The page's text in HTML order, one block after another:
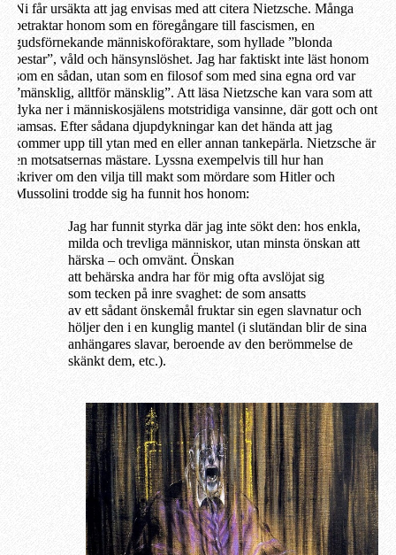
Ni får ursäkta att jag envisas med att citera Nietzsche. Många
betraktar honom som en föregångare till fascismen, en
gudsförnekande människoföraktare, som hyllade ”blonda
bestar”, våld och hänsynslöshet. Jag har faktiskt inte läst honom
som en sådan, utan som en filosof som med sina egna ord var
”mänsklig, alltför mänsklig”. Att läsa Nietzsche kan vara som att
dyka ner i människosjälens motstridiga vansinne, där gott och ont
samsas. Efter sådana djupdykningar kan det hända att jag
kommer upp till ytan med en eller annan tankepärla. Nietzsche är
en motsatsernas mästare. Lyssna exempelvis till hur han
skriver om den vilja till makt som mördare som Hitler och
Mussolini trodde sig ha funnit hos honom:
Jag har funnit styrka där jag inte sökt den: hos enkla,
milda och trevliga människor, utan minsta önskan att
härska – och omvänt. Önskan
att behärska andra har för mig ofta avslöjat sig
som tecken på inre svaghet: de som ansatts
av ett sådant önskemål fruktar sin egen slavnatur och
höljer den i en kunglig mantel (i slutändan blir de sina
anhängares slavar, beroende av den berömmelse de
skänkt dem, etc.).